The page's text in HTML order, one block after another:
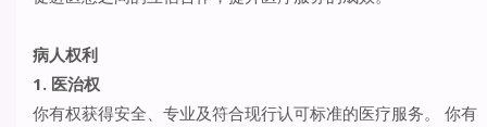
病人权利
1. 医治权
你有权获得安全、专业及符合现行认可标准的医疗服务。 你有